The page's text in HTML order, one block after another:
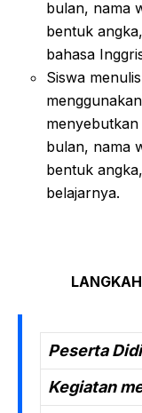
bulan, nama
bentuk
bahasa
Siswa
bulan, nama
bentuk
belajarnya.
Peserta
Kegiatan